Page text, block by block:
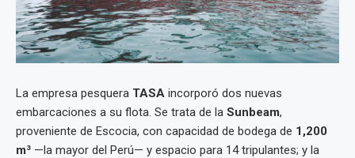
La empresa pesquera TASA incorporó dos nuevas
embarcaciones a su flota. Se trata de la Sunbeam,
proveniente de Escocia, con capacidad de bodega de 1,200
m³ —la mayor del Perú— y espacio para 14 tripulantes; y la